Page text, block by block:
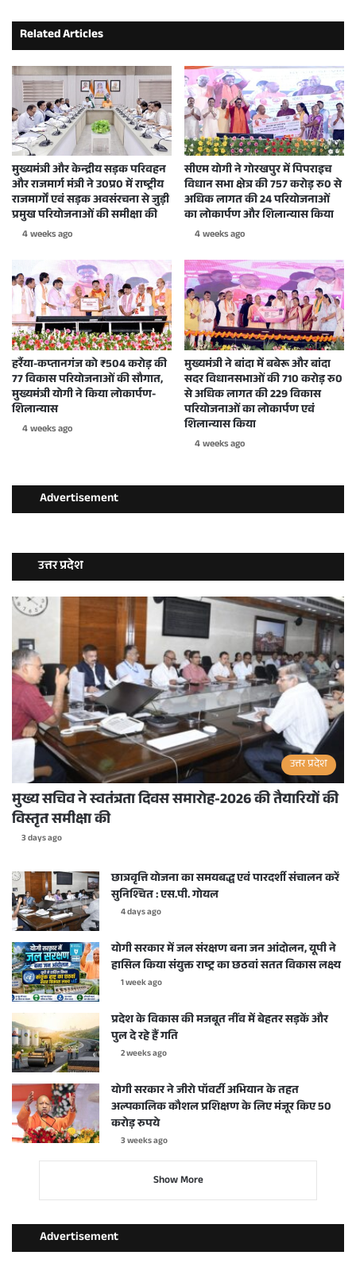
Related Articles
मुख्यमंत्री और केन्द्रीय सड़क परिवहन
और राजमार्ग मंत्री ने उ0प्र0 में राष्ट्रीय
राजमार्गों एवं सड़क अवसंरचना से जुड़ी
प्रमुख परियोजनाओं की समीक्षा की
4 weeks ago
सीएम योगी ने गोरखपुर में पिपराइच
विधान सभा क्षेत्र की 757 करोड़ रु0 से
अधिक लागत की 24 परियोजनाओं
का लोकार्पण और शिलान्यास किया
4 weeks ago
हर्रैया-कप्तानगंज को ₹504 करोड़ की
77 विकास परियोजनाओं की सौगात,
मुख्यमंत्री योगी ने किया लोकार्पण-
शिलान्यास
4 weeks ago
मुख्यमंत्री ने बांदा में बबेरू और बांदा
सदर विधानसभाओं की 710 करोड़ रु0
से अधिक लागत की 229 विकास
परियोजनाओं का लोकार्पण एवं
शिलान्यास किया
4 weeks ago
Advertisement
उत्तर प्रदेश
उत्तर प्रदेश
मुख्य सचिव ने स्वतंत्रता दिवस समारोह-2026 की तैयारियों की
विस्तृत समीक्षा की
3 days ago
छात्रवृत्ति योजना का समयबद्ध एवं पारदर्शी संचालन करें
सुनिश्चित : एस.पी. गोयल
4 days ago
योगी सरकार में जल संरक्षण बना जन आंदोलन, यूपी ने
हासिल किया संयुक्त राष्ट्र का छठवां सतत विकास लक्ष्य
1 week ago
प्रदेश के विकास की मजबूत नींव में बेहतर सड़कें और
पुल दे रहे हैं गति
2 weeks ago
योगी सरकार ने जीरो पॉवर्टी अभियान के तहत
अल्पकालिक कौशल प्रशिक्षण के लिए मंजूर किए 50
करोड़ रुपये
3 weeks ago
Show More
Advertisement